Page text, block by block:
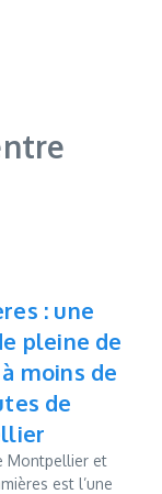
: une
pleine de
moins de
de
Montpellier et
est l’une